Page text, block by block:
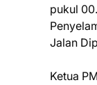
pukul
Jalan
Ketua